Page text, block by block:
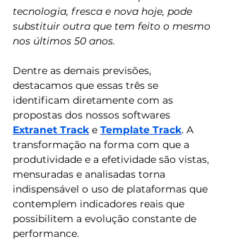
tecnologia, fresca e nova hoje, pode
substituir outra que tem feito o mesmo
nos últimos 50 anos.
Dentre as demais previsões,
destacamos que essas três se
identificam diretamente com as
propostas dos nossos softwares
Extranet Track e Template Track. A
transformação na forma com que a
produtividade e a efetividade são vistas,
mensuradas e analisadas torna
indispensável o uso de plataformas que
contemplem indicadores reais que
possibilitem a evolução constante de
performance.